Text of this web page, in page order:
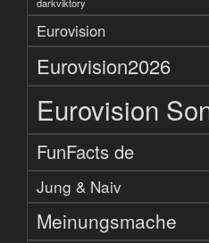
Eurovision
Eurovision2026
Eurovision
FunFacts de
Jung & Naiv
Meinungsmache